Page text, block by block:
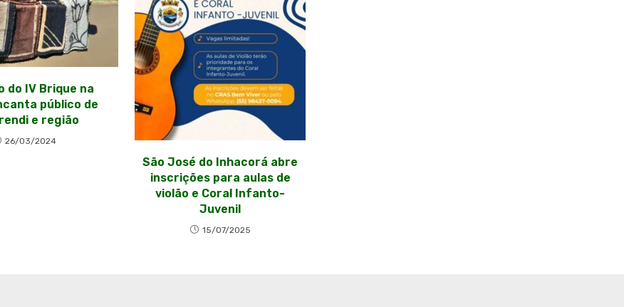
do IV Brique na
público de
e região
26/03/2024
São José do Inhacorá abre
inscrições para aulas de
violão e Coral Infanto-
Juvenil
15/07/2025